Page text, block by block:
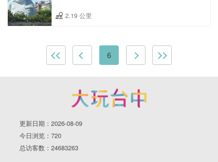
2.19 公里
6
更新日期：2026-08-09
今日浏览：720
总访客数：24683263